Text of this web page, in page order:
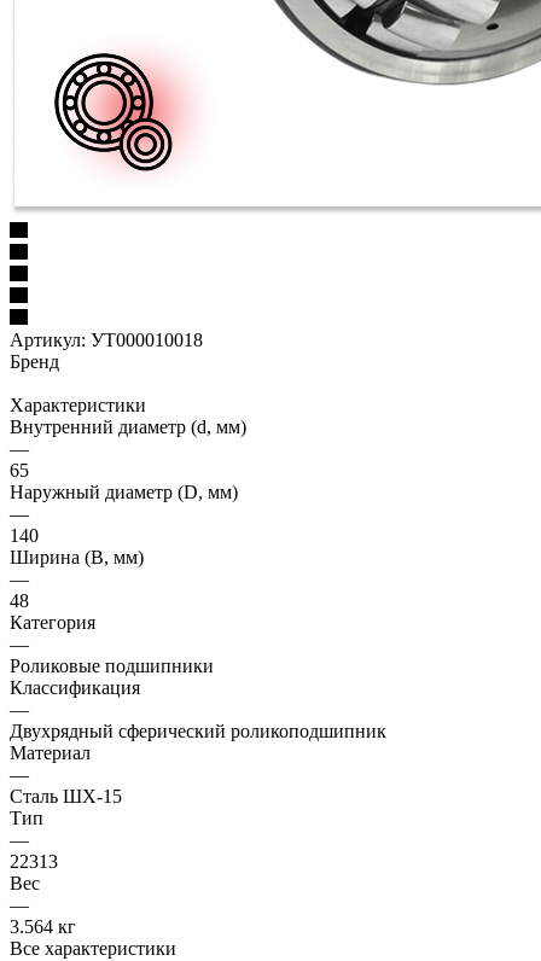
Артикул: УТ000010018
Бренд
Характеристики
Внутренний диаметр (d, мм)
—
65
Наружный диаметр (D, мм)
—
140
Ширина (B, мм)
—
48
Категория
—
Роликовые подшипники
Классификация
—
Двухрядный сферический роликоподшипник
Материал
—
Сталь ШХ-15
Тип
—
22313
Вес
—
3.564 кг
Все характеристики